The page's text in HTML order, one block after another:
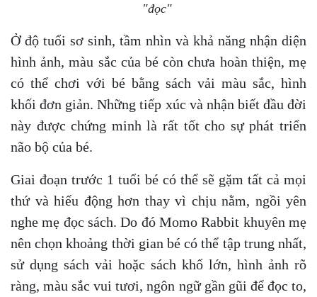
"đọc"
Ở độ tuổi sơ sinh, tầm nhìn và khả năng nhận diện
hình ảnh, màu sắc của bé còn chưa hoàn thiện, mẹ
có thể chơi với bé bằng sách vải màu sắc, hình
khối đơn giản. Những tiếp xúc và nhận biết đầu đời
này được chứng minh là rất tốt cho sự phát triển
não bộ của bé.
Giai đoạn trước 1 tuổi bé có thể sẽ gặm tất cả mọi
thứ và hiếu động hơn thay vì chịu nằm, ngồi yên
nghe mẹ đọc sách. Do đó Momo Rabbit khuyên mẹ
nên chọn khoảng thời gian bé có thể tập trung nhất,
sử dụng sách vải hoặc sách khổ lớn, hình ảnh rõ
ràng, màu sắc vui tươi, ngôn ngữ gần gũi để đọc to,